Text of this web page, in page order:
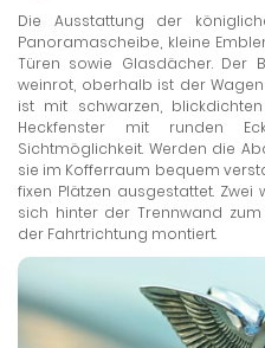
Die Ausstattung der
Panoramascheibe, kleine
Türen sowie Glasdächer. Der
weinrot, oberhalb ist der
ist mit schwarzen,
Heckfenster mit runden
Sichtmöglichkeit. Werden die
sie im Kofferraum bequem
fixen Plätzen ausgestattet.
sich hinter der Trennwand
der Fahrtrichtung montiert.